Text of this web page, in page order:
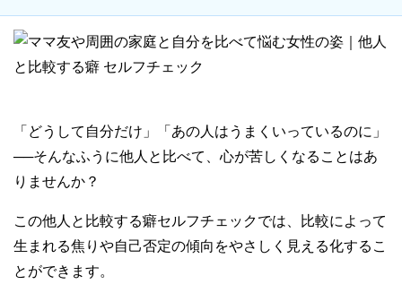
「どうして自分だけ」「あの人はうまくいっているのに」
──そんなふうに他人と比べて、心が苦しくなることはあ
りませんか？
この他人と比較する癖セルフチェックでは、比較によって
生まれる焦りや自己否定の傾向をやさしく見える化するこ
とができます。